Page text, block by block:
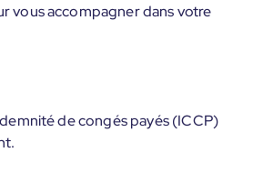
vous accompagner dans votre
de congés payés (ICCP)